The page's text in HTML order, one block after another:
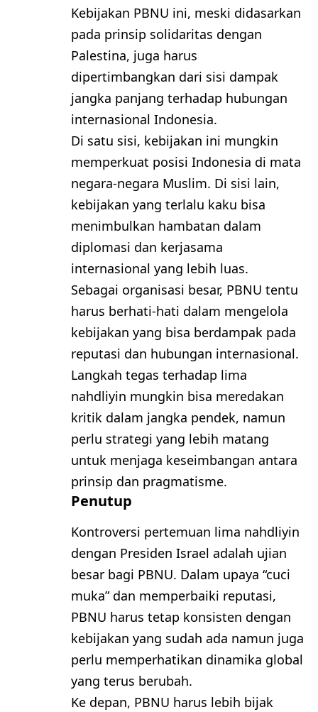
Kebijakan PBNU ini, meski didasarkan
pada prinsip solidaritas dengan
Palestina, juga harus
dipertimbangkan dari sisi dampak
jangka panjang terhadap hubungan
internasional Indonesia.
Di satu sisi, kebijakan ini mungkin
memperkuat posisi Indonesia di mata
negara-negara Muslim. Di sisi lain,
kebijakan yang terlalu kaku bisa
menimbulkan hambatan dalam
diplomasi dan kerjasama
internasional yang lebih luas.
Sebagai organisasi besar, PBNU tentu
harus berhati-hati dalam mengelola
kebijakan yang bisa berdampak pada
reputasi dan hubungan internasional.
Langkah tegas terhadap lima
nahdliyin mungkin bisa meredakan
kritik dalam jangka pendek, namun
perlu strategi yang lebih matang
untuk menjaga keseimbangan antara
prinsip dan pragmatisme.
Penutup
Kontroversi pertemuan lima nahdliyin
dengan Presiden Israel adalah ujian
besar bagi PBNU. Dalam upaya “cuci
muka” dan memperbaiki reputasi,
PBNU harus tetap konsisten dengan
kebijakan yang sudah ada namun juga
perlu memperhatikan dinamika global
yang terus berubah.
Ke depan, PBNU harus lebih bijak